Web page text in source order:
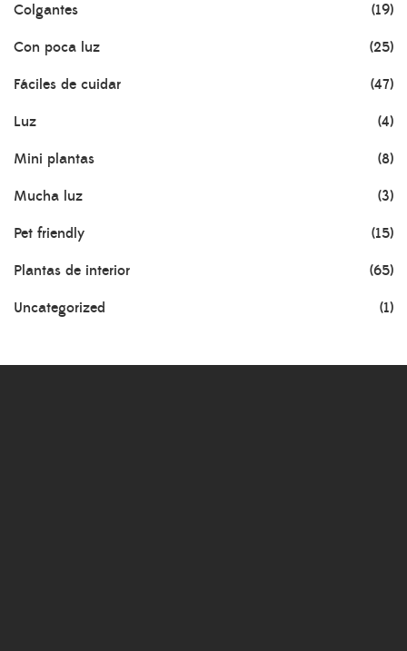
Colgantes (19)
Con poca luz (25)
Fáciles de cuidar (47)
Luz (4)
Mini plantas (8)
Mucha luz (3)
Pet friendly (15)
Plantas de interior (65)
Uncategorized (1)